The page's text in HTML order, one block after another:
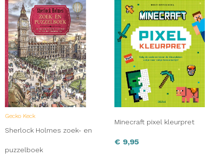
Gecko Keck
Sherlock Holmes zoek- en
puzzelboek
Minecraft pixel kleurpret
€ 9,95